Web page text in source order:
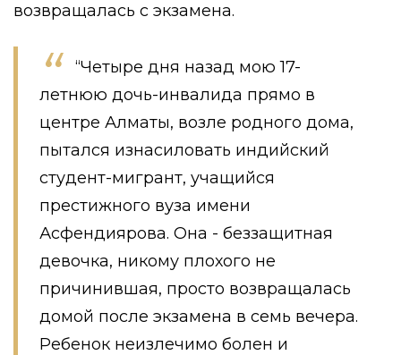
возвращалась с экзамена.
“Четыре дня назад мою 17-
летнюю дочь-инвалида прямо в
центре Алматы, возле родного дома,
пытался изнасиловать индийский
студент-мигрант, учащийся
престижного вуза имени
Асфендиярова. Она - беззащитная
девочка, никому плохого не
причинившая, просто возвращалась
домой после экзамена в семь вечера.
Ребенок неизлечимо болен и